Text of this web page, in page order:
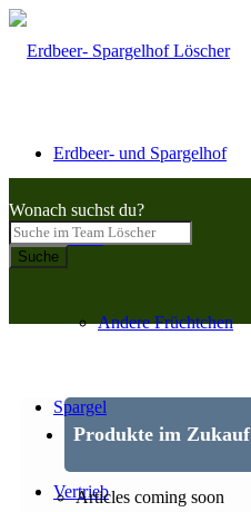
Erdbeer- und Spargelhof
Beeren
Andere Früchtchen
Spargel
Vertrieb
Wonach suchst du?
Suche
Produkte im Zukauf
Articles coming soon